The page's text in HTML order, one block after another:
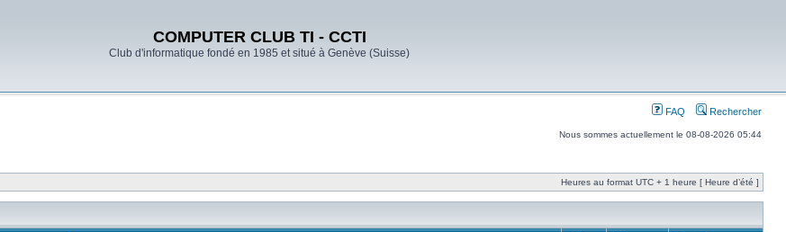
COMPUTER CLUB TI - CCTI
Club d'informatique fondé en 1985 et situé à Genève (Suisse)
FAQ Rechercher
Nous sommes actuellement le 08-08-2026 05:44
Heures au format UTC + 1 heure [ Heure d’été ]